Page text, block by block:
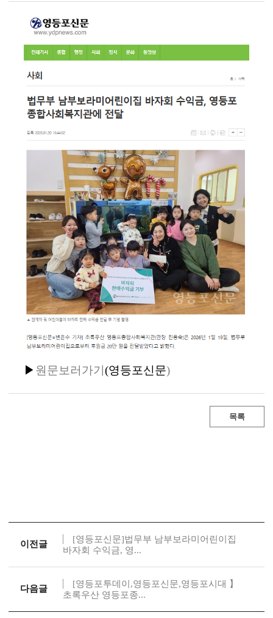
▶ 원문보러가기 (영등포신문)
목록
이전글
[영등포신문]법무부 남부보라미어린이집
바자회 수익금, 영...
다음글
[영등포투데이,영등포신문,영등포시대 】
초록우산 영등포종...